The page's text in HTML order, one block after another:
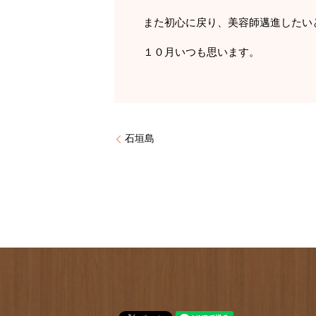
また初心に戻り、美容師邁進したい
１０月いつも思います。
石垣島